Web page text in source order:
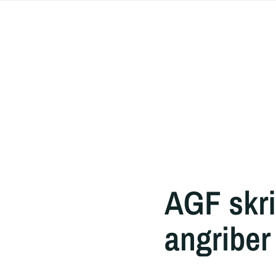
AGF
angriber